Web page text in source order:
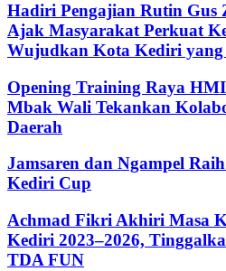
Hadiri Pengajian Rutin
Ajak Masyarakat Perkuat
Wujudkan Kota Kediri yang
Opening Training Raya
Mbak Wali Tekankan
Daerah
Jamsaren dan Ngampel
Kediri Cup
Achmad Fikri Akhiri Masa
Kediri 2023–2026,
TDA FUN